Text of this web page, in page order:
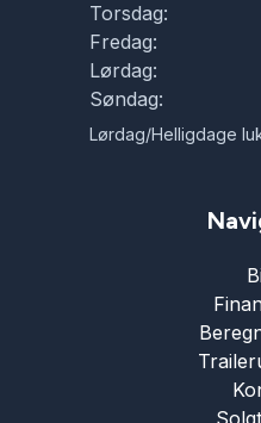
Torsdag:
Fredag:
Lørdag:
Søndag:
Lørdag/Helligdage